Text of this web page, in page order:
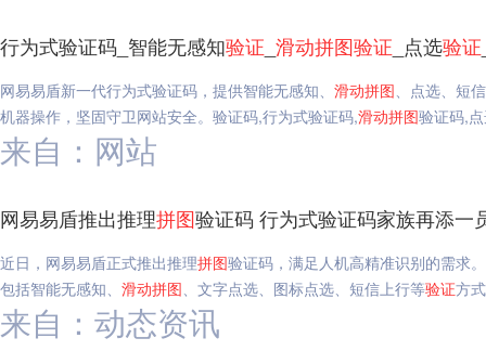
行为式验证码_智能无感知验证 滑动拼图验证 _点选验证
网易易盾新一代行为式验证码，提供智能无感知、 滑动拼图、点选、短
机器操作，坚固守卫网站安全。验证码,行为式验证码,滑动拼图验证码,
来自：网站
网易易盾推出推理拼图验证码 行为式验证码家族再添一
近日，网易易盾正式推出推理拼图验证码，满足人机高精准识别的需求
包括智能无感知、 滑动拼图、文字点选、图标点选、短信上行等验证方
来自：动态资讯